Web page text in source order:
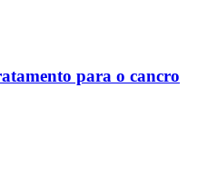
para o cancro